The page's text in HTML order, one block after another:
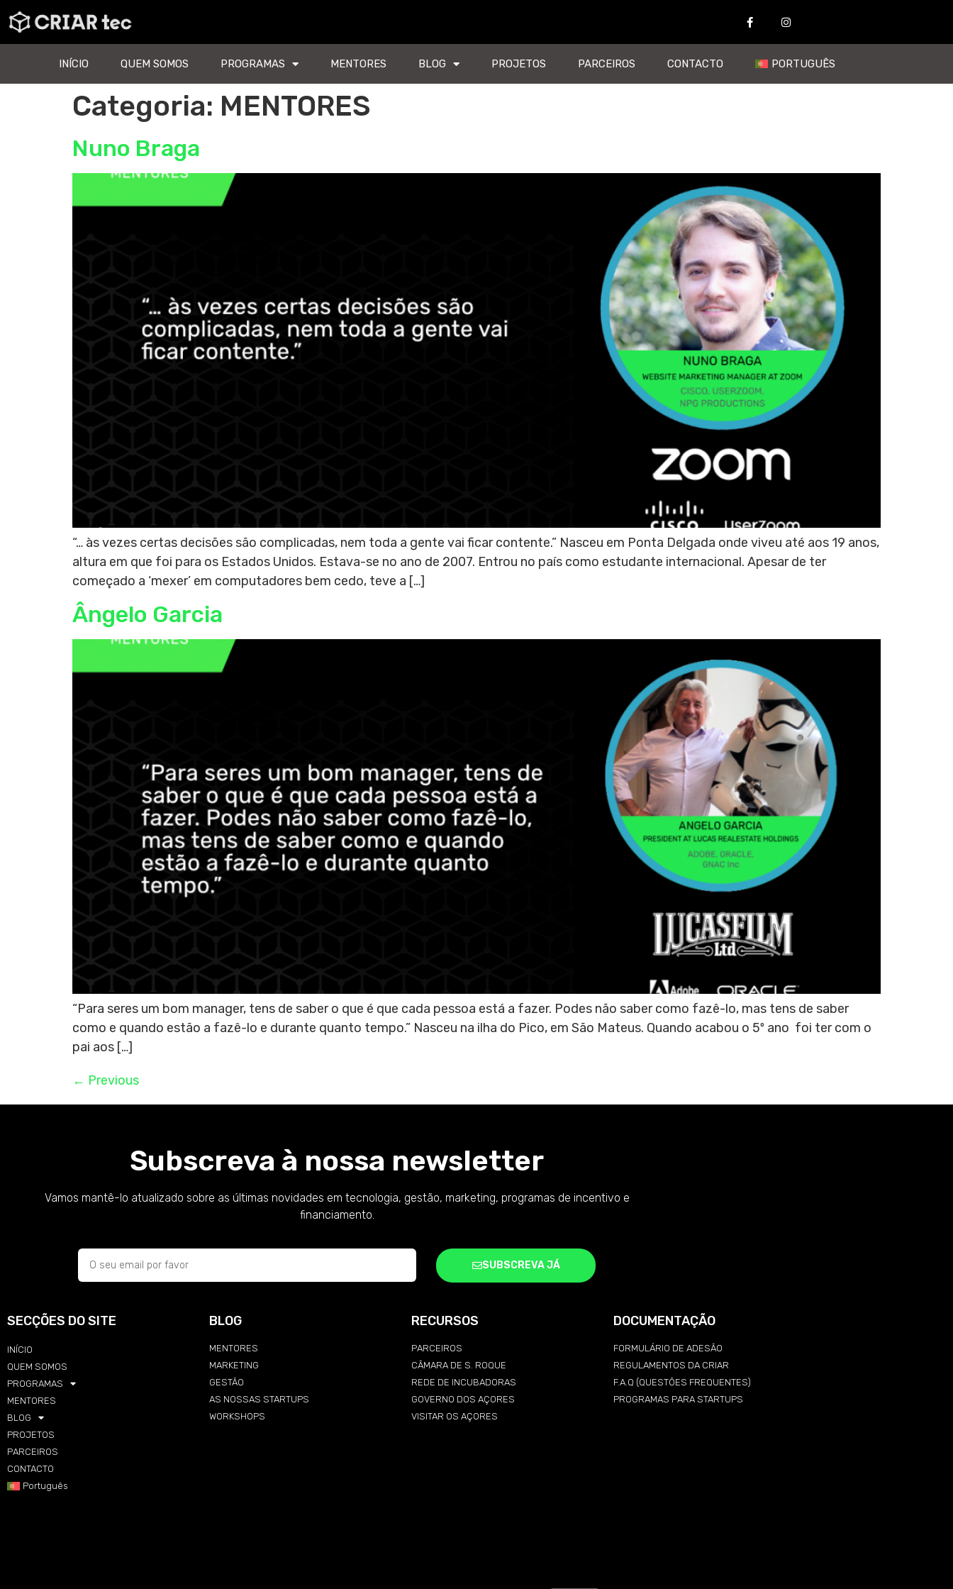
INÍCIO QUEM SOMOS PROGRAMAS MENTORES BLOG PROJETOS PARCEIROS CONTACTO PORTUGUÊS
Categoria: MENTORES
Nuno Braga
“… às vezes certas decisões são complicadas, nem toda a gente vai ficar contente.” Nasceu em Ponta Delgada onde viveu até aos 19 anos,
altura em que foi para os Estados Unidos. Estava-se no ano de 2007. Entrou no país como estudante internacional. Apesar de ter
começado a ‘mexer’ em computadores bem cedo, teve a […]
Ângelo Garcia
“Para seres um bom manager, tens de saber o que é que cada pessoa está a fazer. Podes não saber como fazê-lo, mas tens de saber
como e quando estão a fazê-lo e durante quanto tempo.” Nasceu na ilha do Pico, em São Mateus. Quando acabou o 5º ano foi ter com o
pai aos […]
← Previous
Subscreva à nossa newsletter
Vamos mantê-lo atualizado sobre as últimas novidades em tecnologia, gestão, marketing, programas de incentivo e
financiamento.
SUBSCREVA JÁ
SECÇÕES DO SITE
INÍCIO
QUEM SOMOS
PROGRAMAS
MENTORES
BLOG
PROJETOS
PARCEIROS
CONTACTO
Português
BLOG
MENTORES
MARKETING
GESTÃO
AS NOSSAS STARTUPS
WORKSHOPS
RECURSOS
PARCEIROS
CÂMARA DE S. ROQUE
REDE DE INCUBADORAS
GOVERNO DOS AÇORES
VISITAR OS AÇORES
DOCUMENTAÇÃO
FORMULÁRIO DE ADESÃO
REGULAMENTOS DA CRIAR
F.A.Q (QUESTÕES FREQUENTES)
PROGRAMAS PARA STARTUPS